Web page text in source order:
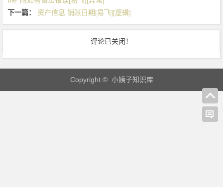
退
本
[易
飞]
下一篇：
资产信息 销账日期[易飞][逻辑]
评论已关闭！
Copyright © 小姨子知识库